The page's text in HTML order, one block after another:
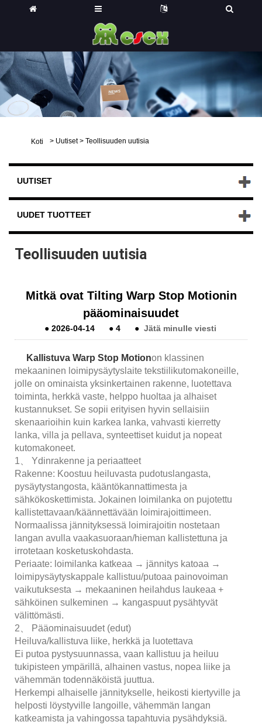
Koti > Uutiset > Teollisuuden uutisia
UUTISET
UUDET TUOTTEET
Teollisuuden uutisia
Mitkä ovat Tilting Warp Stop Motionin
pääominaisuudet
●2026-04-14 ●4 ● Jätä minulle viesti
Kallistuva Warp Stop Motionon klassinen
mekaaninen loimipysäytyslaite tekstiilikutomakoneille,
jolle on ominaista yksinkertainen rakenne, luotettava
toiminta, herkkä vaste, helppo huoltaa ja alhaiset
kustannukset. Se sopii erityisen hyvin sellaisiin
skenaarioihin kuin karkea lanka, vahvasti kierretty
lanka, villa ja pellava, synteettiset kuidut ja nopeat
kutomakoneet.
1、 Ydinrakenne ja periaatteet
Rakenne: Koostuu heiluvasta pudotuslangasta,
pysäytystangosta, kääntökannattimesta ja
sähkökoskettimista. Jokainen loimilanka on pujotettu
kallistettavaan/käännettävään loimirajoittimeen.
Normaalissa jännityksessä loimirajoitin nostetaan
langan avulla vaakasuoraan/hieman kallistettuna ja
irrotetaan kosketuskohdasta.
Periaate: loimilanka katkeaa → jännitys katoaa →
loimipysäytyskappale kallistuu/putoaa painovoiman
vaikutuksesta → mekaaninen heilahdus laukeaa +
sähköinen sulkeminen → kangaspuut pysähtyvät
välittömästi.
2、 Pääominaisuudet (edut)
Heiluva/kallistuva liike, herkkä ja luotettava
Ei putoa pystysuunnassa, vaan kallistuu ja heiluu
tukipisteen ympärillä, alhainen vastus, nopea liike ja
vähemmän todennäköistä juuttua.
Herkempi alhaiselle jännitykselle, heikosti kiertyville ja
helposti löystyville langoille, vähemmän langan
katkeamista ja vahingossa tapahtuvia pysähdyksiä.